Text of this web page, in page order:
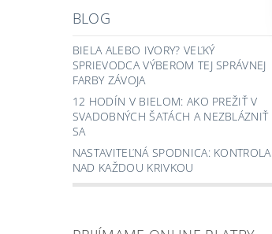
BLOG
BIELA ALEBO IVORY? VEĽKÝ
SPRIEVODCA VÝBEROM TEJ SPRÁVNEJ
FARBY ZÁVOJA
12 HODÍN V BIELOM: AKO PREŽIŤ V
SVADOBNÝCH ŠATÁCH A NEZBLÁZNIŤ
SA
NASTAVITEĽNÁ SPODNICA: KONTROLA
NAD KAŽDOU KRIVKOU